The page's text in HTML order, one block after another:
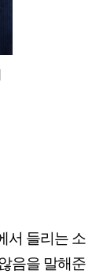
서 들리는 소
음을 말해준